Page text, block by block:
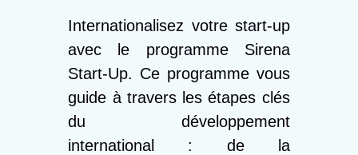
Internationalisez votre start-up
avec le programme Sirena
Start-Up. Ce programme vous
guide à travers les étapes clés
du développement
international : de la